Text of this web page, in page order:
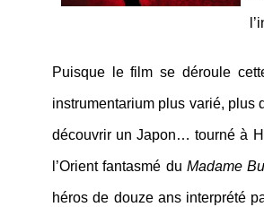
Puisque le film se déroule
instrumentarium plus varié, plus
découvrir un Japon… tourné à
l’Orient fantasmé du Madame
héros de douze ans interprété